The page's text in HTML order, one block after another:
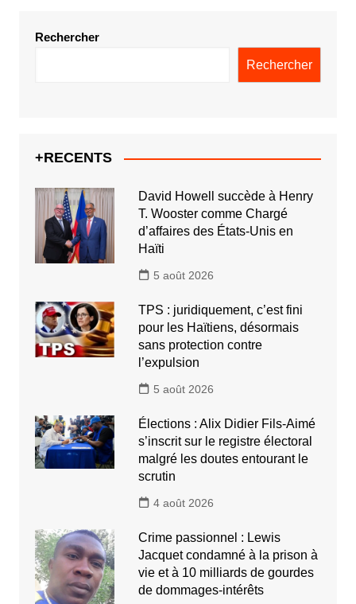
Rechercher
Rechercher
+RECENTS
David Howell succède à Henry
T. Wooster comme Chargé
d’affaires des États-Unis en
Haïti
5 août 2026
TPS : juridiquement, c’est fini
pour les Haïtiens, désormais
sans protection contre
l’expulsion
5 août 2026
Élections : Alix Didier Fils-Aimé
s’inscrit sur le registre électoral
malgré les doutes entourant le
scrutin
4 août 2026
Crime passionnel : Lewis
Jacquet condamné à la prison à
vie et à 10 milliards de gourdes
de dommages-intérêts